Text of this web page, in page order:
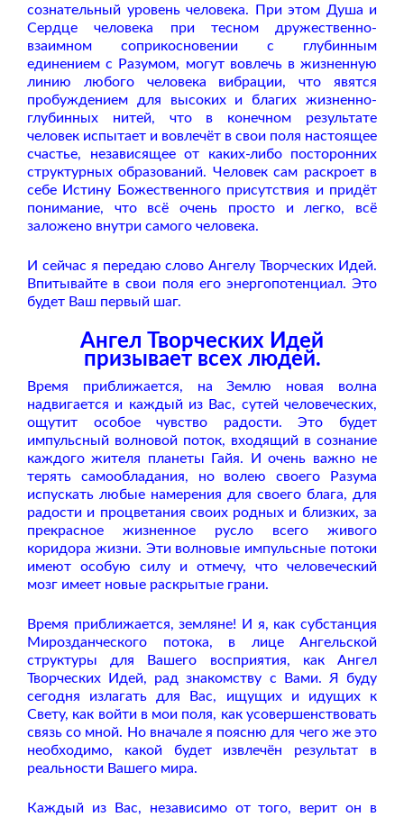
сознательный уровень человека. При этом Душа и
Сердце человека при тесном дружественно-
взаимном соприкосновении с глубинным
единением с Разумом, могут вовлечь в жизненную
линию любого человека вибрации, что явятся
пробуждением для высоких и благих жизненно-
глубинных нитей, что в конечном результате
человек испытает и вовлечёт в свои поля настоящее
счастье, независящее от каких-либо посторонних
структурных образований. Человек сам раскроет в
себе Истину Божественного присутствия и придёт
понимание, что всё очень просто и легко, всё
заложено внутри самого человека.
И сейчас я передаю слово Ангелу Творческих Идей.
Впитывайте в свои поля его энергопотенциал. Это
будет Ваш первый шаг.
Ангел Творческих Идей
призывает всех людей.
Время приближается, на Землю новая волна
надвигается и каждый из Вас, сутей человеческих,
ощутит особое чувство радости. Это будет
импульсный волновой поток, входящий в сознание
каждого жителя планеты Гайя. И очень важно не
терять самообладания, но волею своего Разума
испускать любые намерения для своего блага, для
радости и процветания своих родных и близких, за
прекрасное жизненное русло всего живого
коридора жизни. Эти волновые импульсные потоки
имеют особую силу и отмечу, что человеческий
мозг имеет новые раскрытые грани.
Время приближается, земляне! И я, как субстанция
Мирозданческого потока, в лице Ангельской
структуры для Вашего восприятия, как Ангел
Творческих Идей, рад знакомству с Вами. Я буду
сегодня излагать для Вас, ищущих и идущих к
Свету, как войти в мои поля, как усовершенствовать
связь со мной. Но вначале я поясню для чего же это
необходимо, какой будет извлечён результат в
реальности Вашего мира.
Каждый из Вас, независимо от того, верит он в